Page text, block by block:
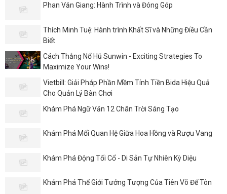
Phan Văn Giang: Hành Trình và Đóng Góp
Thích Minh Tuệ: Hành trình Khất Sĩ và Những Điều Cần
Biết
Cách Thắng Nổ Hũ Sunwin - Exciting Strategies To
Maximize Your Wins!
Vietbill: Giải Pháp Phần Mềm Tính Tiền Bida Hiệu Quả
Cho Quản Lý Bàn Chơi
Khám Phá Ngữ Văn 12 Chân Trời Sáng Tạo
Khám Phá Mối Quan Hệ Giữa Hoa Hồng và Rượu Vang
Khám Phá Động Tối Cổ - Di Sản Tự Nhiên Kỳ Diệu
Khám Phá Thế Giới Tưởng Tượng Của Tiên Võ Đế Tôn